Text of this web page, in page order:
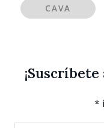
CAVA
*